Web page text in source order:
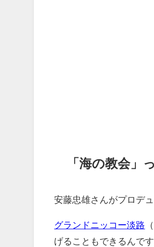
「海の教会」
安藤忠雄さんがプロデ
グランドニッコー淡路
げることもできるんです